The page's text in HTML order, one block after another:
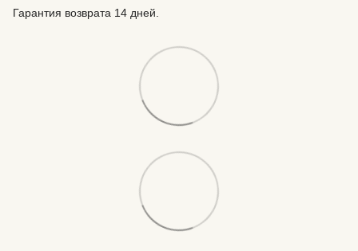
Гарантия возврата 14 дней.